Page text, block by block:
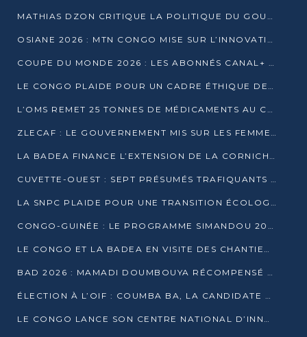
MATHIAS DZON CRITIQUE LA POLITIQUE DU GOUVERNEMENT ET ALERTE SUR LA DETTE DU CONGO
OSIANE 2026 : MTN CONGO MISE SUR L’INNOVATION POUR RELEVER LES DÉFIS AFRICAINS
COUPE DU MONDE 2026 : LES ABONNÉS CANAL+ AU CONGO DÉÇUS À QUELQUES JOURS DU COUP D’ENVOI
LE CONGO PLAIDE POUR UN CADRE ÉTHIQUE DE L’INTELLIGENCE ARTIFICIELLE À DAKAR
L’OMS REMET 25 TONNES DE MÉDICAMENTS AU CONGO POUR RENFORCER LA RIPOSTE AUX ÉPIDÉMIES
ZLECAF : LE GOUVERNEMENT MIS SUR LES FEMMES ENTREPRENEURES
LA BADEA FINANCE L’EXTENSION DE LA CORNICHE SUD DE BRAZZAVILLE
CUVETTE-OUEST : SEPT PRÉSUMÉS TRAFIQUANTS DE FAUNE INTERPELLÉS À EWO ET KELLÉ
LA SNPC PLAIDE POUR UNE TRANSITION ÉCOLOGIQUE PROGRESSIVE
CONGO-GUINÉE : LE PROGRAMME SIMANDOU 2040 AU CŒUR DES ÉCHANGES À LA BAD
LE CONGO ET LA BADEA EN VISITE DES CHANTIERS
BAD 2026 : MAMADI DOUMBOUYA RÉCOMPENSÉ PAR LE TROPHÉE BABACAR NDIAYE À BRAZZAVILLE
ÉLECTION À L’OIF : COUMBA BA, LA CANDIDATE DISCRÈTE QUI BOUSCULE LE JEU DIPLOMATIQUE
LE CONGO LANCE SON CENTRE NATIONAL D’INNOVATION